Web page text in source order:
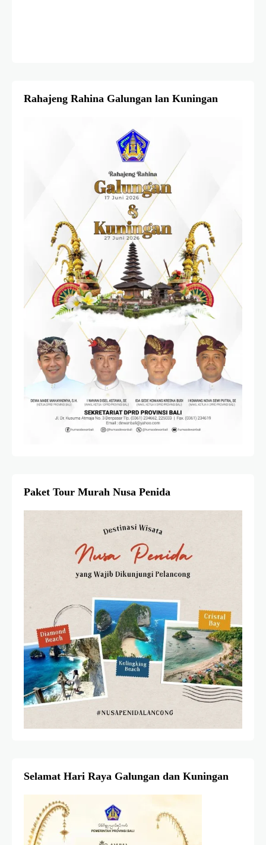
Rahajeng Rahina Galungan lan Kuningan
Paket Tour Murah Nusa Penida
Selamat Hari Raya Galungan dan Kuningan